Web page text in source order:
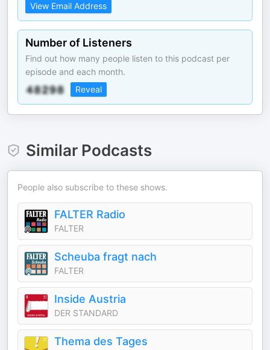
View Email Address
Number of Listeners
Find out how many people listen to this podcast per
episode and each month.
Reveal
Similar Podcasts
People also subscribe to these shows.
FALTER Radio
FALTER
Scheuba fragt nach
FALTER
Inside Austria
DER STANDARD
Thema des Tages